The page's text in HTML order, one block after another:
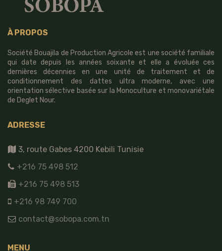
À PROPOS
Société Bouajila de Production Agricole est une société familiale
qui date depuis les années soixante et elle a évoluée ces
dernières décennies en une unité de traitement et de
conditionnement des dattes ultra moderne, avec une
orientation sélective basée sur la Monoculture et monovariétale
de Deglet Nour.
ADRESSE
3, route Gabes 4200 Kebili Tunisie
+216 75 498 512
+216 75 498 513
+216 98 749 700
contact@sobopa.com.tn
MENU